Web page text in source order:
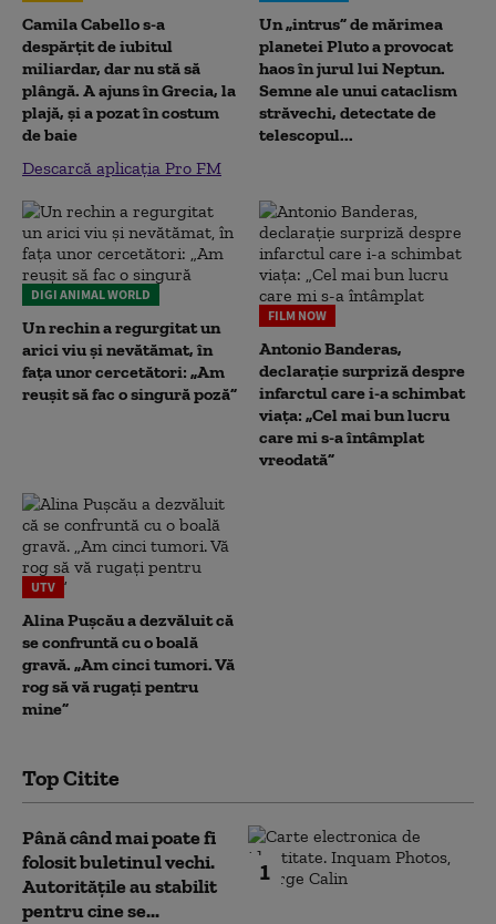
Camila Cabello s-a
despărțit de iubitul
miliardar, dar nu stă să
plângă. A ajuns în Grecia, la
plajă, și a pozat în costum
de baie
Descarcă aplicația Pro FM
Un „intrus” de mărimea
planetei Pluto a provocat
haos în jurul lui Neptun.
Semne ale unui cataclism
străvechi, detectate de
telescopul...
DIGI ANIMAL WORLD
Un rechin a regurgitat un
arici viu și nevătămat, în
fața unor cercetători: „Am
reușit să fac o singură poză”
FILM NOW
Antonio Banderas,
declarație surpriză despre
infarctul care i-a schimbat
viața: „Cel mai bun lucru
care mi s-a întâmplat
vreodată”
UTV
Alina Pușcău a dezvăluit că
se confruntă cu o boală
gravă. „Am cinci tumori. Vă
rog să vă rugați pentru
mine”
Top Citite
1
Până când mai poate fi
folosit buletinul vechi.
Autoritățile au stabilit
pentru cine se...